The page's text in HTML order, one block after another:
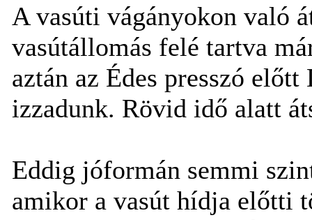
A vasúti vágányokon való
vasútállomás felé tartva
aztán az Édes presszó
izzadunk. Rövid idő alatt
Eddig jóformán semmi
amikor a vasút hídja előtti